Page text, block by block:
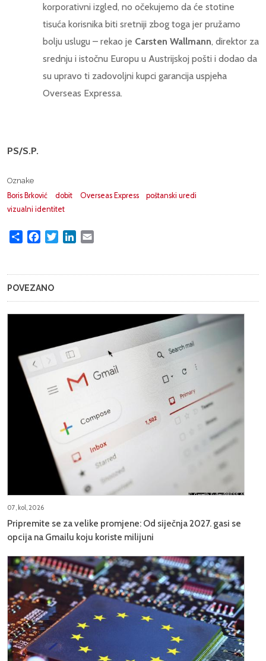
korporativni izgled, no očekujemo da će stotine
tisuća korisnika biti sretniji zbog toga jer pružamo
bolju uslugu – rekao je Carsten Wallmann, direktor za
srednju i istočnu Europu u Austrijskoj pošti i dodao da
su upravo ti zadovoljni kupci garancija uspjeha
Overseas Expressa.
PS/S.P.
Oznake
Boris Brković
dobit Overseas Express
poštanski uredi
vizualni identitet
Share FacebookTwitterLinkedIn
POVEZANO
07, kol, 2026
Pripremite se za velike promjene: Od siječnja 2027. gasi se
opcija na Gmailu koju koriste milijuni